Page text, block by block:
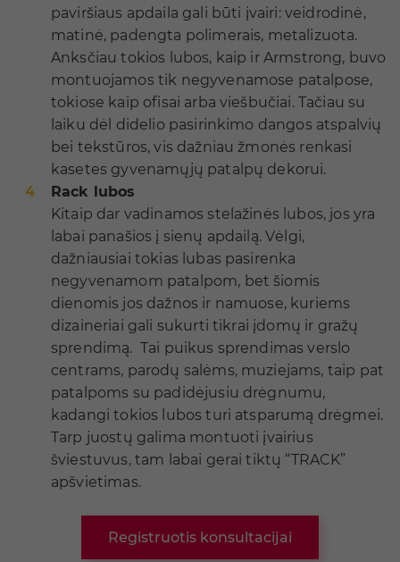
paviršiaus apdaila gali būti įvairi: veidrodinė,
matinė, padengta polimerais, metalizuota.
Anksčiau tokios lubos, kaip ir Armstrong, buvo
montuojamos tik negyvenamose patalpose,
tokiose kaip ofisai arba viešbučiai. Tačiau su
laiku dėl didelio pasirinkimo dangos atspalvių
bei tekstūros, vis dažniau žmonės renkasi
kasetes gyvenamųjų patalpų dekorui.
Rack lubos
Kitaip dar vadinamos stelažinės lubos, jos yra
labai panašios į sienų apdailą. Vėlgi,
dažniausiai tokias lubas pasirenka
negyvenamom patalpom, bet šiomis
dienomis jos dažnos ir namuose, kuriems
dizaineriai gali sukurti tikrai įdomų ir gražų
sprendimą. Tai puikus sprendimas verslo
centrams, parodų salėms, muziejams, taip pat
patalpoms su padidėjusiu drėgnumu,
kadangi tokios lubos turi atsparumą drėgmei.
Tarp juostų galima montuoti įvairius
šviestuvus, tam labai gerai tiktų “TRACK”
apšvietimas.
Registruotis konsultacijai